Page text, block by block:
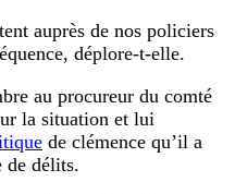
auprès de nos policiers
déplore-t-elle.
au procureur du comté
la situation et lui
de clémence qu’il a
de délits.